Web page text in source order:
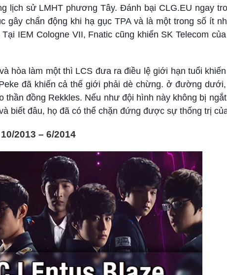
lịch sử LMHT phương Tây. Đánh bại CLG.EU ngay
gây chấn động khi hạ gục TPA và là một trong số ít
IEM Cologne VII, Fnatic cũng khiến SK Telecom
hòa làm một thì LCS đưa ra điều lệ giới hạn tuổi
đã khiến cả thế giới phải dè chừng. ở đường
thần đồng Rekkles. Nếu như đội hình này không bị
biết đâu, họ đã có thể chặn đứng được sự thống trị
2013 – 6/2014